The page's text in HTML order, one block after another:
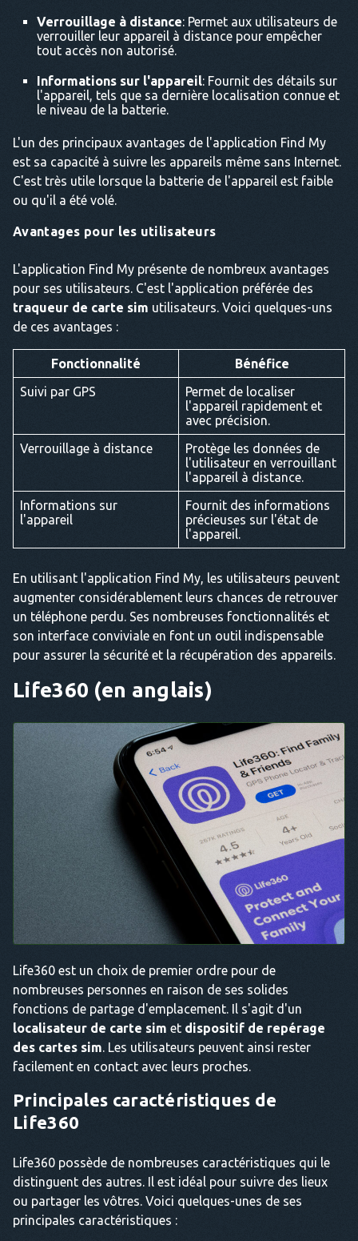
Verrouillage à distance: Permet aux utilisateurs de
verrouiller leur appareil à distance pour empêcher
tout accès non autorisé.
Informations sur l'appareil: Fournit des détails sur
l'appareil, tels que sa dernière localisation connue et
le niveau de la batterie.
L'un des principaux avantages de l'application Find My
est sa capacité à suivre les appareils même sans Internet.
C'est très utile lorsque la batterie de l'appareil est faible
ou qu'il a été volé.
Avantages pour les utilisateurs
L'application Find My présente de nombreux avantages
pour ses utilisateurs. C'est l'application préférée des
traqueur de carte sim utilisateurs. Voici quelques-uns
de ces avantages :
Fonctionnalité
Bénéfice
Suivi par GPS
Permet de localiser
l'appareil rapidement et
avec précision.
Verrouillage à distance
Protège les données de
l'utilisateur en verrouillant
l'appareil à distance.
Informations sur
l'appareil
Fournit des informations
précieuses sur l'état de
l'appareil.
En utilisant l'application Find My, les utilisateurs peuvent
augmenter considérablement leurs chances de retrouver
un téléphone perdu. Ses nombreuses fonctionnalités et
son interface conviviale en font un outil indispensable
pour assurer la sécurité et la récupération des appareils.
Life360 (en anglais)
Life360 est un choix de premier ordre pour de
nombreuses personnes en raison de ses solides
fonctions de partage d'emplacement. Il s'agit d'un
localisateur de carte sim et dispositif de repérage
des cartes sim. Les utilisateurs peuvent ainsi rester
facilement en contact avec leurs proches.
Principales caractéristiques de
Life360
Life360 possède de nombreuses caractéristiques qui le
distinguent des autres. Il est idéal pour suivre des lieux
ou partager les vôtres. Voici quelques-unes de ses
principales caractéristiques :